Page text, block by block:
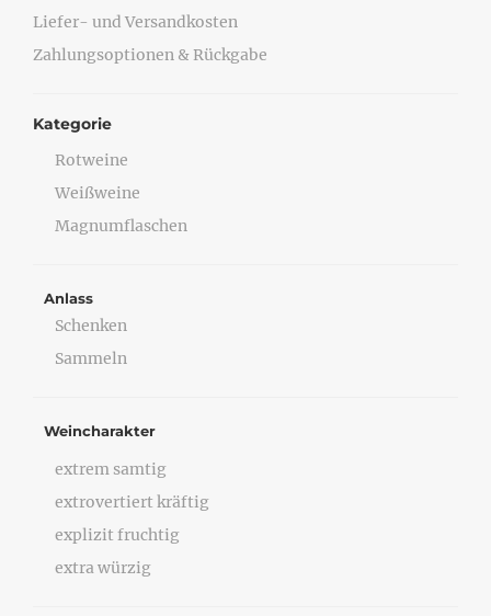
Liefer- und Versandkosten
Zahlungsoptionen & Rückgabe
Kategorie
Rotweine
Weißweine
Magnumflaschen
Anlass
Schenken
Sammeln
Weincharakter
extrem samtig
extrovertiert kräftig
explizit fruchtig
extra würzig